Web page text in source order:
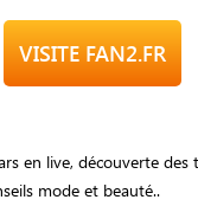
VISITE FAN2.FR
en live, découverte des
mode et beauté..